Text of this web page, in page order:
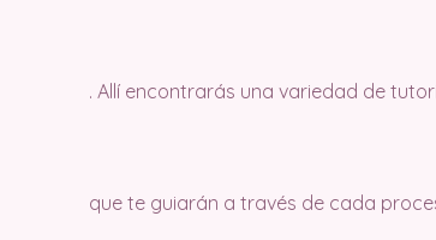
. Allí encontrarás una variedad de
que te guiarán a través de cada